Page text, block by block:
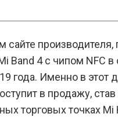
сайте
Band 4 с чипом NFC
года. Именно в этот
в продажу,
торговых точках Mi